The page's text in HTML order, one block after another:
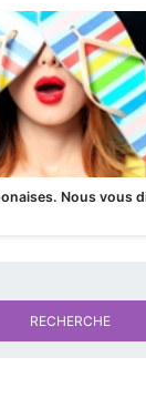
Nous vous
RECHERCHE